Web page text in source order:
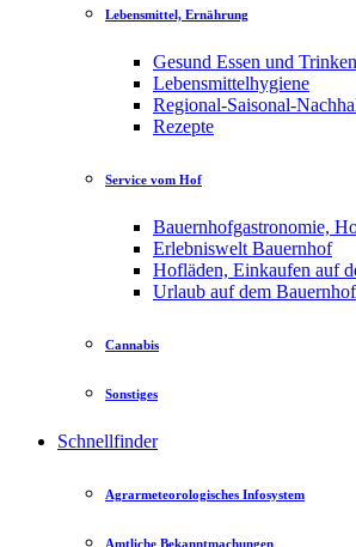
Lebensmittel, Ernährung
Gesund Essen und Trinken
Lebensmittelhygiene
Regional-Saisonal-
Rezepte
Service vom Hof
Bauernhofgastronomie,
Erlebniswelt Bauernhof
Hofläden, Einkaufen auf
Urlaub auf dem Bauernhof
Cannabis
Sonstiges
Schnellfinder
Agrarmeteorologisches Infosystem
Amtliche Bekanntmachungen